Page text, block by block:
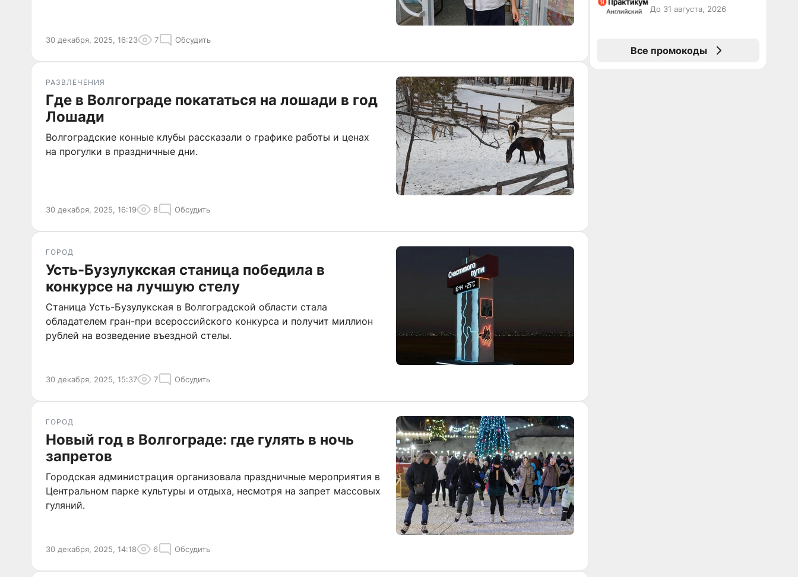
30 декабря, 2025, 16:23 7 Обсудить
РАЗВЛЕЧЕНИЯ
Где в Волгограде покататься на лошади в год
Лошади
Волгоградские конные клубы рассказали о графике работы и ценах
на прогулки в праздничные дни.
30 декабря, 2025, 16:19 8 Обсудить
ГОРОД
Усть-Бузулукская станица победила в
конкурсе на лучшую стелу
Станица Усть-Бузулукская в Волгоградской области стала
обладателем гран-при всероссийского конкурса и получит миллион
рублей на возведение въездной стелы.
30 декабря, 2025, 15:37 7 Обсудить
ГОРОД
Новый год в Волгограде: где гулять в ночь
запретов
Городская администрация организовала праздничные мероприятия в
Центральном парке культуры и отдыха, несмотря на запрет массовых
гуляний.
30 декабря, 2025, 14:18 6 Обсудить
До 31 августа, 2026
Все промокоды